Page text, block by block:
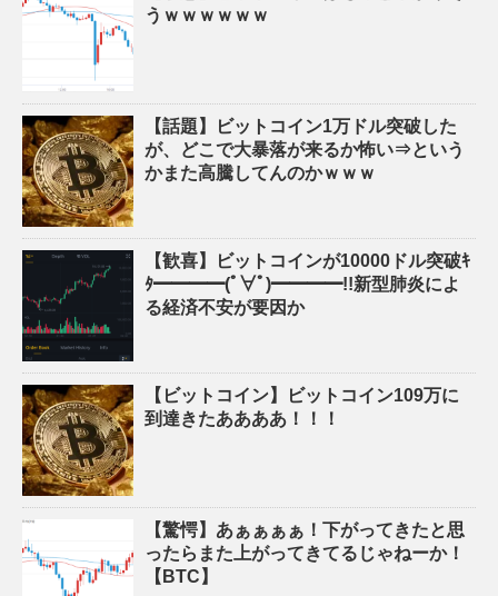
うｗｗｗｗｗｗ
【話題】ビットコイン1万ドル突破した
が、どこで大暴落が来るか怖い⇒という
かまた高騰してんのかｗｗｗ
【歓喜】ビットコインが10000ドル突破ｷ
ﾀ━━━━(ﾟ∀ﾟ)━━━━!!新型肺炎によ
る経済不安が要因か
【ビットコイン】ビットコイン109万に
到達きたああああ！！！
【驚愕】あぁぁぁぁ！下がってきたと思
ったらまた上がってきてるじゃねーか！
【BTC】